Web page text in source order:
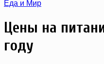
Еда и Мир
Цены на
году